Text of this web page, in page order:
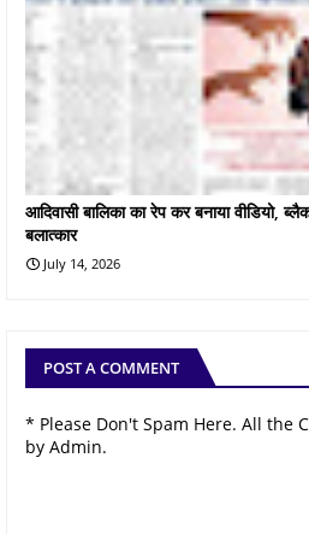
आदिवासी बालिका का रेप कर बनाया वीडियो,
बलात्कार
July 14, 2026
POST A COMMENT
* Please Don't Spam Here. All the
by Admin.